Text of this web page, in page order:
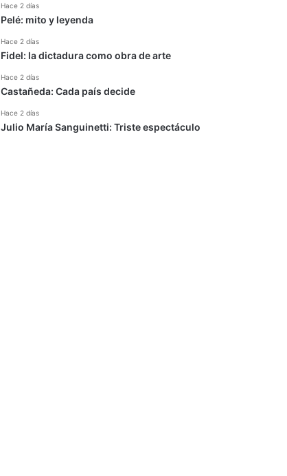
Hace 2 días
Pelé: mito y leyenda
Hace 2 días
Fidel: la dictadura como obra de arte
Hace 2 días
Castañeda: Cada país decide
Hace 2 días
Julio María Sanguinetti: Triste espectáculo